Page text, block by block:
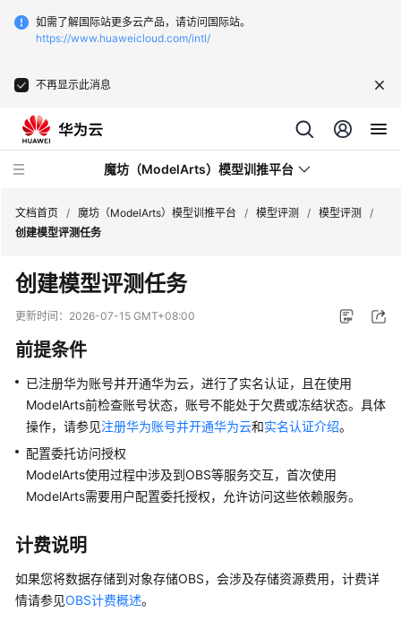
如需了解国际站更多云产品，请访问国际站。
https://www.huaweicloud.com/intl/
不再显示此消息
魔坊（ModelArts）模型训推平台
最
新
动
务
公
告
产
品
计
费
说
文档首页 / 魔坊（ModelArts）模型训推平台 / 模型评测 / 模型评测
/
创建模型评测任务
创建模型评测任务
更新时间： 2026-07-15 GMT+08:00
前提条件
已注册华为账号并开通华为云，进行了实名认证，且在使用
ModelArts前检查账号状态，账号不能处于欠费或冻结状态。具体
操作，请参见注册华为账号并开通华为云和实名认证介绍。
配置委托访问授权
ModelArts使用过程中涉及到OBS等服务交互，首次使用
ModelArts需要用户配置委托授权，允许访问这些依赖服务。
计费说明
如果您将数据存储到对象存储OBS，会涉及存储资源费用，计费详
情请参见OBS计费概述。